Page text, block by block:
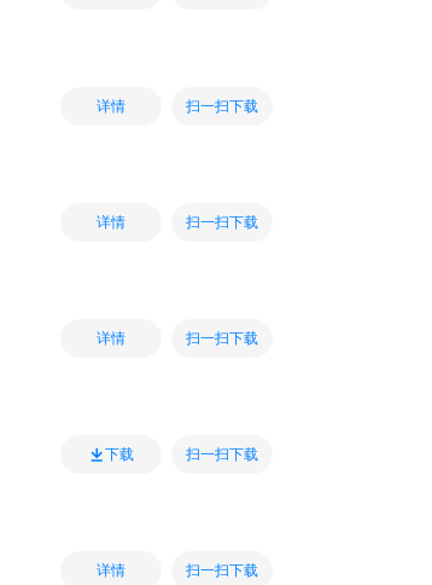
详情 扫一扫下载
详情 扫一扫下载
详情 扫一扫下载
下载 扫一扫下载
详情 扫一扫下载